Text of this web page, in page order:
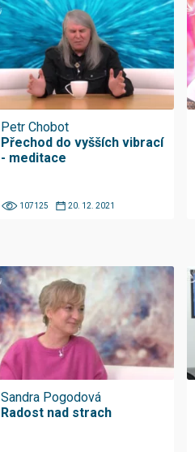
Petr Chobot
Přechod do vyšších vibrací
- meditace
107125 20. 12. 2021
Sandra Pogodová
Radost nad strach